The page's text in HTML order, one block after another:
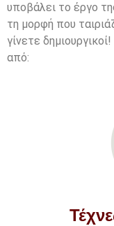
υποβάλει το έργο
τη μορφή που
γίνετε δημιουργικοί!
από: